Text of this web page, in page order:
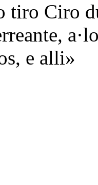
Ciro
e alli»